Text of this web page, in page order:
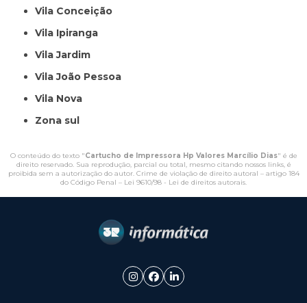
Vila Conceição
Vila Ipiranga
Vila Jardim
Vila João Pessoa
Vila Nova
Zona sul
O conteúdo do texto "Cartucho de Impressora Hp Valores Marcílio Dias" é de
direito reservado. Sua reprodução, parcial ou total, mesmo citando nossos links, é
proibida sem a autorização do autor. Crime de violação de direito autoral – artigo 184
do Código Penal – Lei 9610/98 - Lei de direitos autorais.